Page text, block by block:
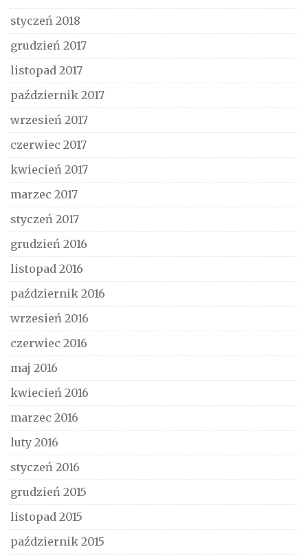
styczeń 2018
grudzień 2017
listopad 2017
październik 2017
wrzesień 2017
czerwiec 2017
kwiecień 2017
marzec 2017
styczeń 2017
grudzień 2016
listopad 2016
październik 2016
wrzesień 2016
czerwiec 2016
maj 2016
kwiecień 2016
marzec 2016
luty 2016
styczeń 2016
grudzień 2015
listopad 2015
październik 2015